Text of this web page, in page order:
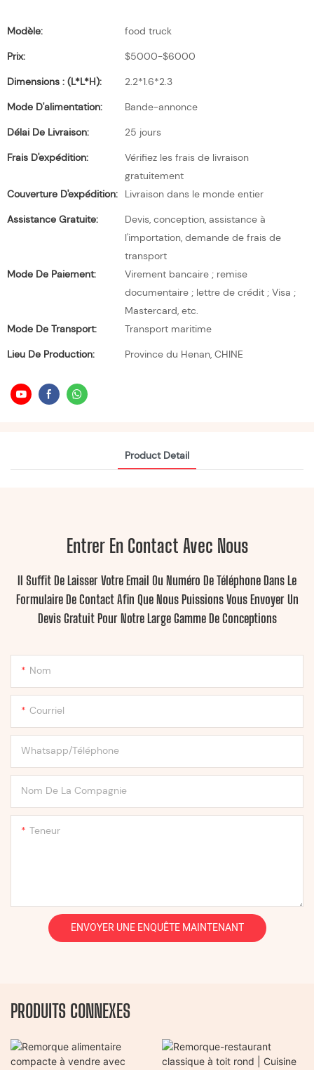
Modèle:
food truck
Prix:
$5000-$6000
Dimensions : (L*l*H):
2.2*1.6*2.3
Mode D'alimentation:
Bande-annonce
Délai De Livraison:
25 jours
Frais D'expédition:
Vérifiez les frais de livraison
gratuitement
Couverture D'expédition:
Livraison dans le monde entier
Assistance Gratuite:
Devis, conception, assistance à
l'importation, demande de frais de
transport
Mode De Paiement:
Virement bancaire ; remise
documentaire ; lettre de crédit ; Visa ;
Mastercard, etc.
Mode De Transport:
Transport maritime
Lieu De Production:
Province du Henan, CHINE
Product Detail
Entrer En Contact Avec Nous
Il Suffit De Laisser Votre Email Ou Numéro De Téléphone Dans Le
Formulaire De Contact Afin Que Nous Puissions Vous Envoyer Un
Devis Gratuit Pour Notre Large Gamme De Conceptions
Nom
Courriel
Whatsapp/Téléphone
Nom De La Compagnie
Teneur
ENVOYER UNE ENQUÊTE MAINTENANT
PRODUITS CONNEXES